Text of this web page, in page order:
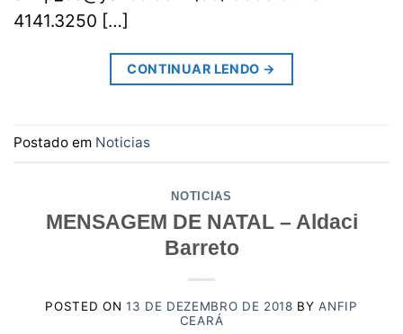
4141.3250 […]
CONTINUAR LENDO →
Postado em Noticias
NOTICIAS
MENSAGEM DE NATAL – Aldaci
Barreto
POSTED ON 13 DE DEZEMBRO DE 2018 BYANFIP
CEARÁ